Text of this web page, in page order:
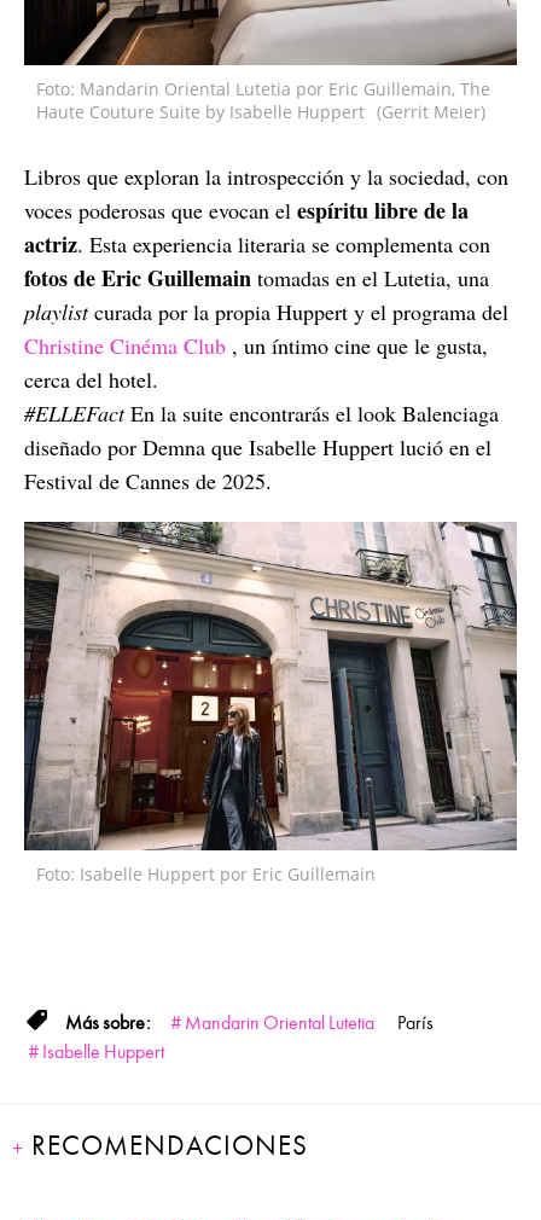
Foto: Mandarin Oriental Lutetia por Eric Guillemain, The
Haute Couture Suite by Isabelle Huppert (Gerrit Meier)
Libros que exploran la introspección y la sociedad, con
voces poderosas que evocan el espíritu libre de la
actriz. Esta experiencia literaria se complementa con
fotos de Eric Guillemain tomadas en el Lutetia, una
playlistcurada por la propia Huppert y el programa del
Christine Cinéma Club , un íntimo cine que le gusta,
cerca del hotel.
#ELLEFactEn la suite encontrarás el look Balenciaga
diseñado por Demna que Isabelle Huppert lució en el
Festival de Cannes de 2025.
Foto: Isabelle Huppert por Eric Guillemain
Mandarin Oriental Lutetia
París
Isabelle Huppert
RECOMENDACIONES